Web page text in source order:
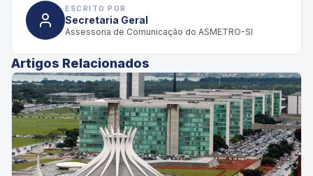
ESCRITO POR
Secretaria Geral
Assessoria de Comunicação do ASMETRO-SI
Artigos Relacionados